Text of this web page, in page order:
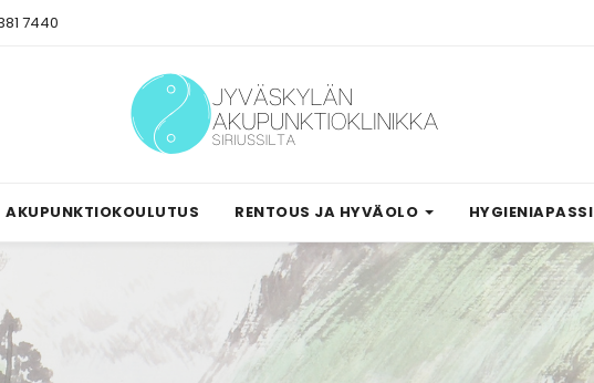
7440
AKUPUNKTIOKOULUTUS RENTOUS JA HYVÄOLO HYGIENIAPASSI